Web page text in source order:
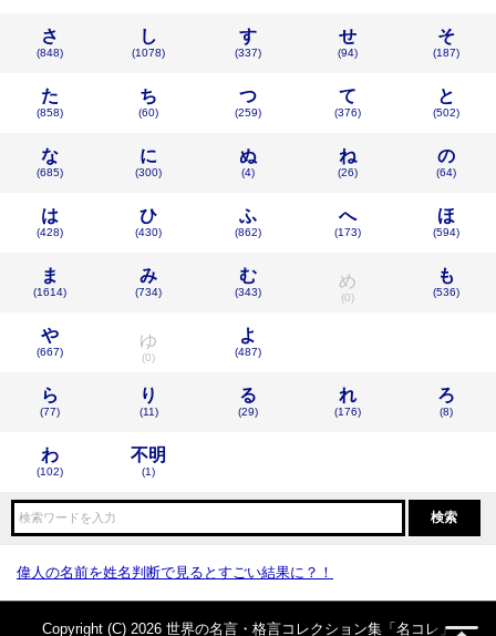
さ
(848)
し
(1078)
す
(337)
せ
(94)
そ
(187)
た
(858)
ち
(60)
つ
(259)
て
(376)
と
(502)
な
(685)
に
(300)
ぬ
(4)
ね
(26)
の
(64)
は
(428)
ひ
(430)
ふ
(862)
へ
(173)
ほ
(594)
ま
(1614)
み
(734)
む
(343)
め
(0)
も
(536)
や
(667)
ゆ
(0)
よ
(487)
ら
(77)
り
(11)
る
(29)
れ
(176)
ろ
(8)
わ
(102)
不明
(1)
偉人の名前を姓名判断で見るとすごい結果に？！
Copyright (C) 2026 世界の名言・格言コレクション集「名コレ」